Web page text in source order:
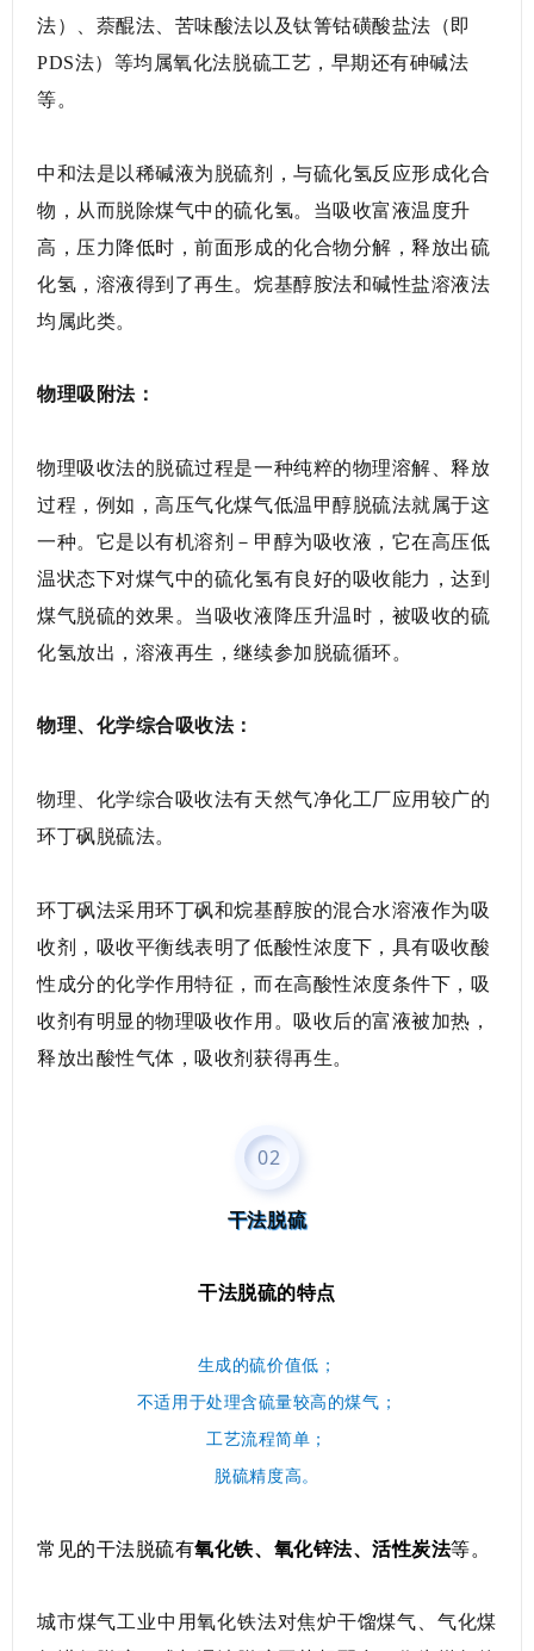
法）、萘醌法、苦味酸法以及钛箐钴磺酸盐法（即
PDS法）等均属氧化法脱硫工艺，早期还有砷碱法
等。
中和法是以稀碱液为脱硫剂，与硫化氢反应形成化合
物，从而脱除煤气中的硫化氢。当吸收富液温度升
高，压力降低时，前面形成的化合物分解，释放出硫
化氢，溶液得到了再生。烷基醇胺法和碱性盐溶液法
均属此类。
物理吸附法：
物理吸收法的脱硫过程是一种纯粹的物理溶解、释放
过程，例如，高压气化煤气低温甲醇脱硫法就属于这
一种。它是以有机溶剂－甲醇为吸收液，它在高压低
温状态下对煤气中的硫化氢有良好的吸收能力，达到
煤气脱硫的效果。当吸收液降压升温时，被吸收的硫
化氢放出，溶液再生，继续参加脱硫循环。
物理、化学综合吸收法：
物理、化学综合吸收法有天然气净化工厂应用较广的
环丁砜脱硫法。
环丁砜法采用环丁砜和烷基醇胺的混合水溶液作为吸
收剂，吸收平衡线表明了低酸性浓度下，具有吸收酸
性成分的化学作用特征，而在高酸性浓度条件下，吸
收剂有明显的物理吸收作用。吸收后的富液被加热，
释放出酸性气体，吸收剂获得再生。
02
干法脱硫
干法脱硫的特点
生成的硫价值低；
不适用于处理含硫量较高的煤气；
工艺流程简单；
脱硫精度高。
常见的干法脱硫有氧化铁、氧化锌法、活性炭法等。
城市煤气工业中用氧化铁法对焦炉干馏煤气、气化煤